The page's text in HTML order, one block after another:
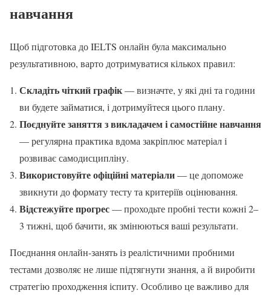
навчання
Щоб підготовка до IELTS онлайн була максимально
результативною, варто дотримуватися кількох правил:
Складіть чіткий графік— визначте, у які дні та години
ви будете займатися, і дотримуйтеся цього плану.
Поєднуйте заняття з викладачем і самостійне навчання
— регулярна практика вдома закріплює матеріал і
розвиває самодисципліну.
Використовуйте офіційні матеріали— це допоможе
звикнути до формату тесту та критеріїв оцінювання.
Відстежуйте прогрес— проходьте пробні тести кожні 2–
3 тижні, щоб бачити, як змінюються ваші результати.
Поєднання онлайн-занять із реалістичними пробними
тестами дозволяє не лише підтягнути знання, а й виробити
стратегію проходження іспиту. Особливо це важливо для